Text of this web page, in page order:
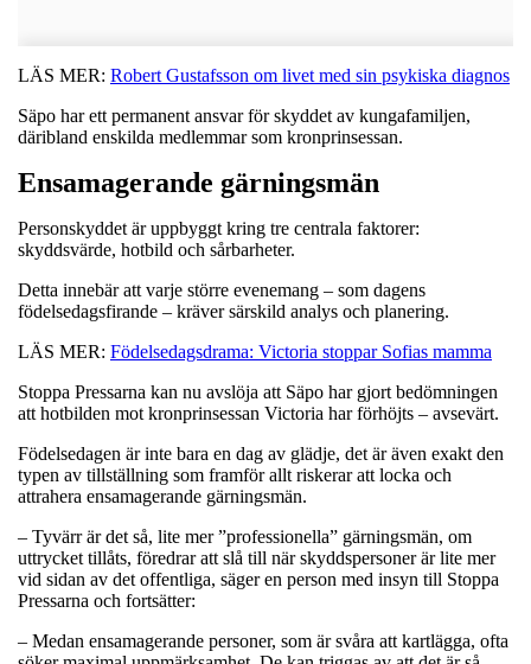
LÄS MER: Robert Gustafsson om livet med sin psykiska diagnos
Säpo har ett permanent ansvar för skyddet av kungafamiljen,
däribland enskilda medlemmar som kronprinsessan.
Ensamagerande gärningsmän
Personskyddet är uppbyggt kring tre centrala faktorer:
skyddsvärde, hotbild och sårbarheter.
Detta innebär att varje större evenemang – som dagens
födelsedagsfirande – kräver särskild analys och planering.
LÄS MER: Födelsedagsdrama: Victoria stoppar Sofias mamma
Stoppa Pressarna kan nu avslöja att Säpo har gjort bedömningen
att hotbilden mot kronprinsessan Victoria har förhöjts – avsevärt.
Födelsedagen är inte bara en dag av glädje, det är även exakt den
typen av tillställning som framför allt riskerar att locka och
attrahera ensamagerande gärningsmän.
– Tyvärr är det så, lite mer ”professionella” gärningsmän, om
uttrycket tillåts, föredrar att slå till när skyddspersoner är lite mer
vid sidan av det offentliga, säger en person med insyn till Stoppa
Pressarna och fortsätter:
– Medan ensamagerande personer, som är svåra att kartlägga, ofta